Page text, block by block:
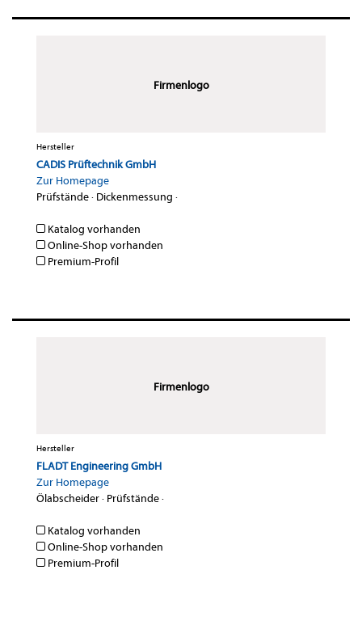
Firmenlogo
Hersteller
CADIS Prüftechnik GmbH
Zur Homepage
Prüfstände· Dickenmessung ·
Katalog vorhanden
Online-Shop vorhanden
Premium-Profil
Firmenlogo
Hersteller
FLADT Engineering GmbH
Zur Homepage
Ölabscheider· Prüfstände·
Katalog vorhanden
Online-Shop vorhanden
Premium-Profil